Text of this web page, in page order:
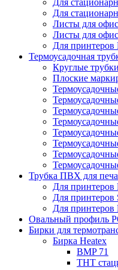
Для
Для
Листы для
Листы для
Для принтеров
Термоусадочная
Круглые
Плоские
Трубка ПВХ для
Для принтеров
Для принтеров
Для
Овальный профиль
Бирки для
Бирка Heatex
BMP 71
THT